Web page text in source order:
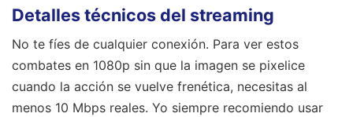
Detalles técnicos del streaming
No te fíes de cualquier conexión. Para ver estos
combates en 1080p sin que la imagen se pixelice
cuando la acción se vuelve frenética, necesitas al
menos 10 Mbps reales. Yo siempre recomiendo usar